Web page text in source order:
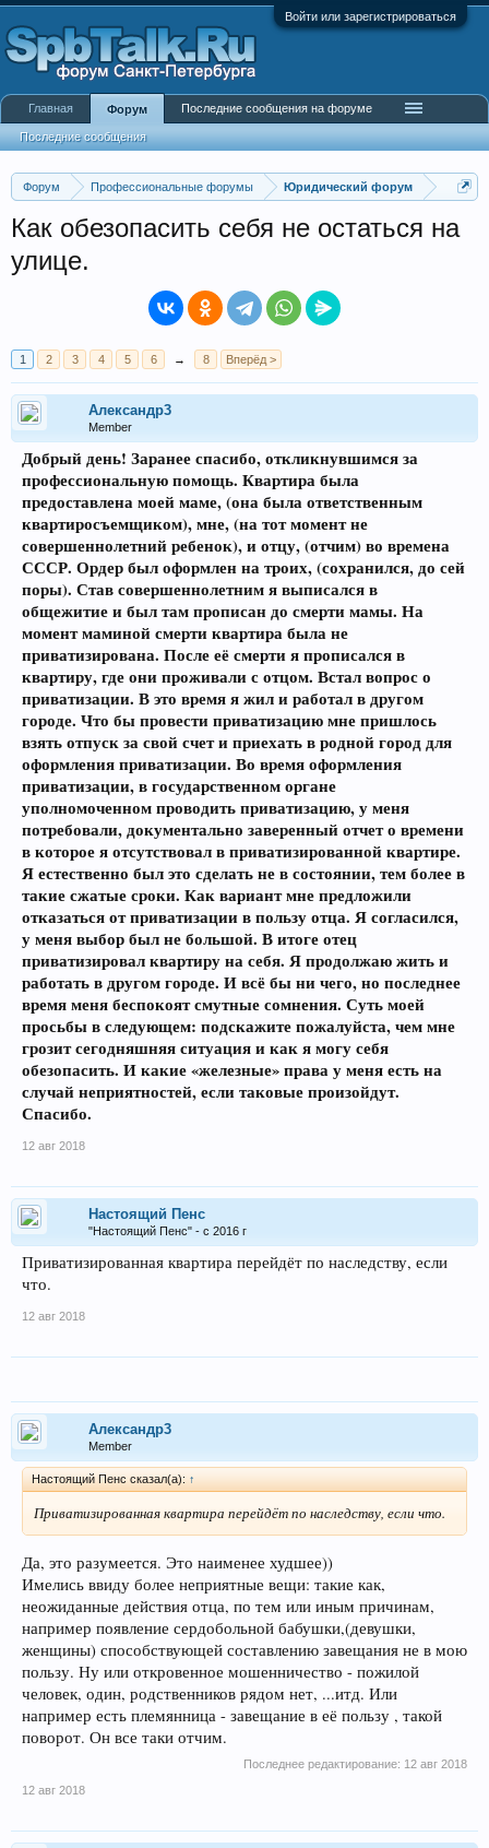
Войти или зарегистрироваться
Форум Профессиональные форумы Юридический форум
Как обезопасить себя не остаться на
улице.
1 2 3 4 5 6 → 8 Вперёд >
Александр3
Member
Добрый день! Заранее спасибо, откликнувшимся за
профессиональную помощь. Квартира была
предоставлена моей маме, (она была ответственным
квартиросъемщиком), мне, (на тот момент не
совершеннолетний ребенок), и отцу, (отчим) во времена
СССР. Ордер был оформлен на троих, (сохранился, до сей
поры). Став совершеннолетним я выписался в
общежитие и был там прописан до смерти мамы. На
момент маминой смерти квартира была не
приватизирована. После её смерти я прописался в
квартиру, где они проживали с отцом. Встал вопрос о
приватизации. В это время я жил и работал в другом
городе. Что бы провести приватизацию мне пришлось
взять отпуск за свой счет и приехать в родной город для
оформления приватизации. Во время оформления
приватизации, в государственном органе
уполномоченном проводить приватизацию, у меня
потребовали, документально заверенный отчет о времени
в которое я отсутствовал в приватизированной квартире.
Я естественно был это сделать не в состоянии, тем более в
такие сжатые сроки. Как вариант мне предложили
отказаться от приватизации в пользу отца. Я согласился,
у меня выбор был не большой. В итоге отец
приватизировал квартиру на себя. Я продолжаю жить и
работать в другом городе. И всё бы ни чего, но последнее
время меня беспокоят смутные сомнения. Суть моей
просьбы в следующем: подскажите пожалуйста, чем мне
грозит сегодняшняя ситуация и как я могу себя
обезопасить. И какие «железные» права у меня есть на
случай неприятностей, если таковые произойдут.
Спасибо.
12 авг 2018
Настоящий Пенс
"Настоящий Пенс" - с 2016 г
Приватизированная квартира перейдёт по наследству, если
что.
12 авг 2018
Александр3
Member
Настоящий Пенс сказал(а): ↑
Приватизированная квартира перейдёт по наследству, если что.
Да, это разумеется. Это наименее худшее))
Имелись ввиду более неприятные вещи: такие как,
неожиданные действия отца, по тем или иным причинам,
например появление сердобольной бабушки,(девушки,
женщины) способствующей составлению завещания не в мою
пользу. Ну или откровенное мошенничество - пожилой
человек, один, родственников рядом нет, ...итд. Или
например есть племянница - завещание в её пользу , такой
поворот. Он все таки отчим.
Последнее редактирование: 12 авг 2018
12 авг 2018
Главная Форум
Последние сообщения
Последние сообщения на форуме